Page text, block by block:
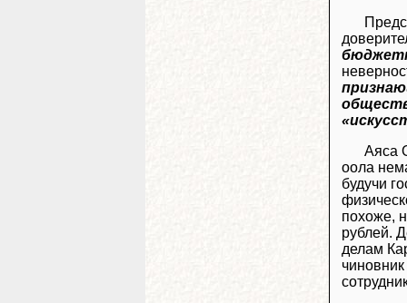
Аяса
оола
будучи
похоже,
рублей.
делам